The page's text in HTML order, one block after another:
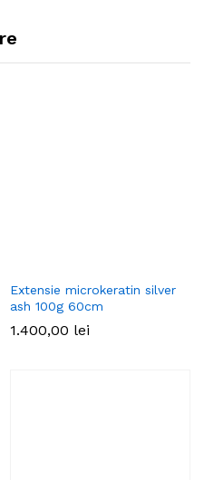
Extensie microkeratin silver
ash 100g 60cm
1.400,00 lei